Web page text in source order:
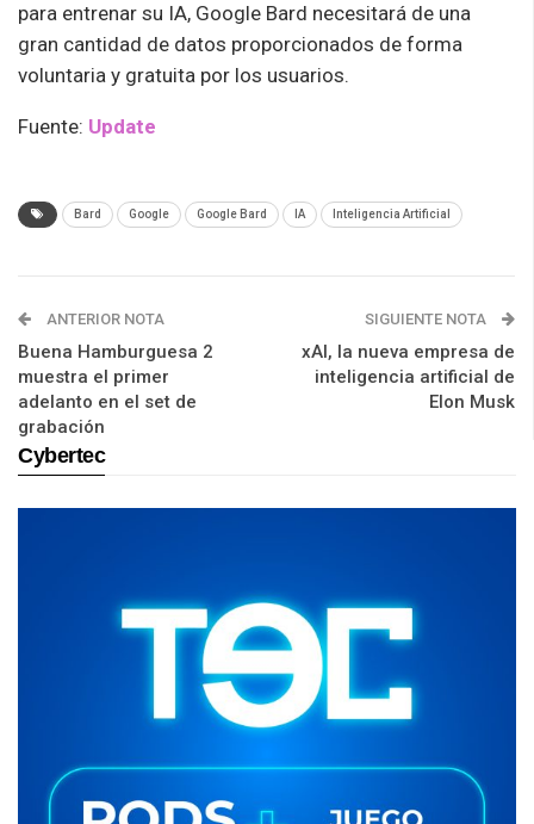
para entrenar su IA, Google Bard necesitará de una
gran cantidad de datos proporcionados de forma
voluntaria y gratuita por los usuarios.
Fuente: Update
Bard Google Google Bard IA Inteligencia Artificial
ANTERIOR NOTA
Buena Hamburguesa 2
muestra el primer
adelanto en el set de
grabación
SIGUIENTE NOTA
xAI, la nueva empresa de
inteligencia artificial de
Elon Musk
Cybertec